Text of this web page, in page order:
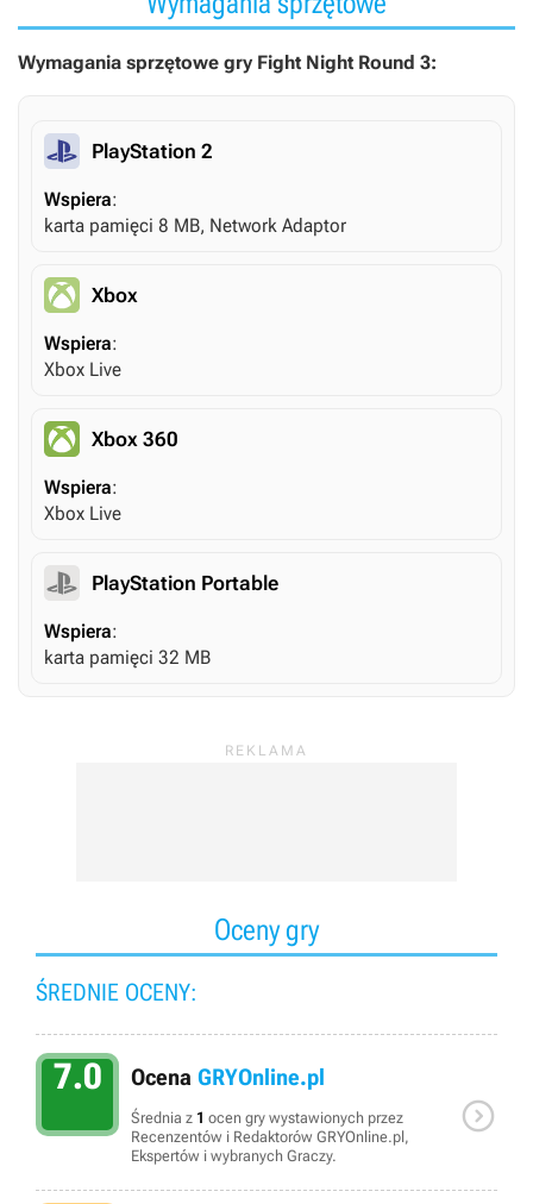
Wymagania sprzętowe gry Fight Night Round 3:
PlayStation 2
Wspiera:
karta pamięci 8 MB, Network Adaptor
Xbox
Wspiera:
Xbox Live
Xbox 360
Wspiera:
Xbox Live
PlayStation Portable
Wspiera:
karta pamięci 32 MB
Oceny gry
ŚREDNIE OCENY:
7.0 Ocena GRYOnline.pl
Średnia z 1 ocen gry wystawionych przez
Recenzentów i Redaktorów GRYOnline.pl,
Ekspertów i wybranych Graczy.
